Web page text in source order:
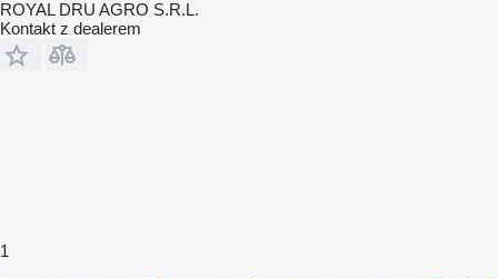
ROYAL DRU AGRO S.R.L.
Kontakt z dealerem
1